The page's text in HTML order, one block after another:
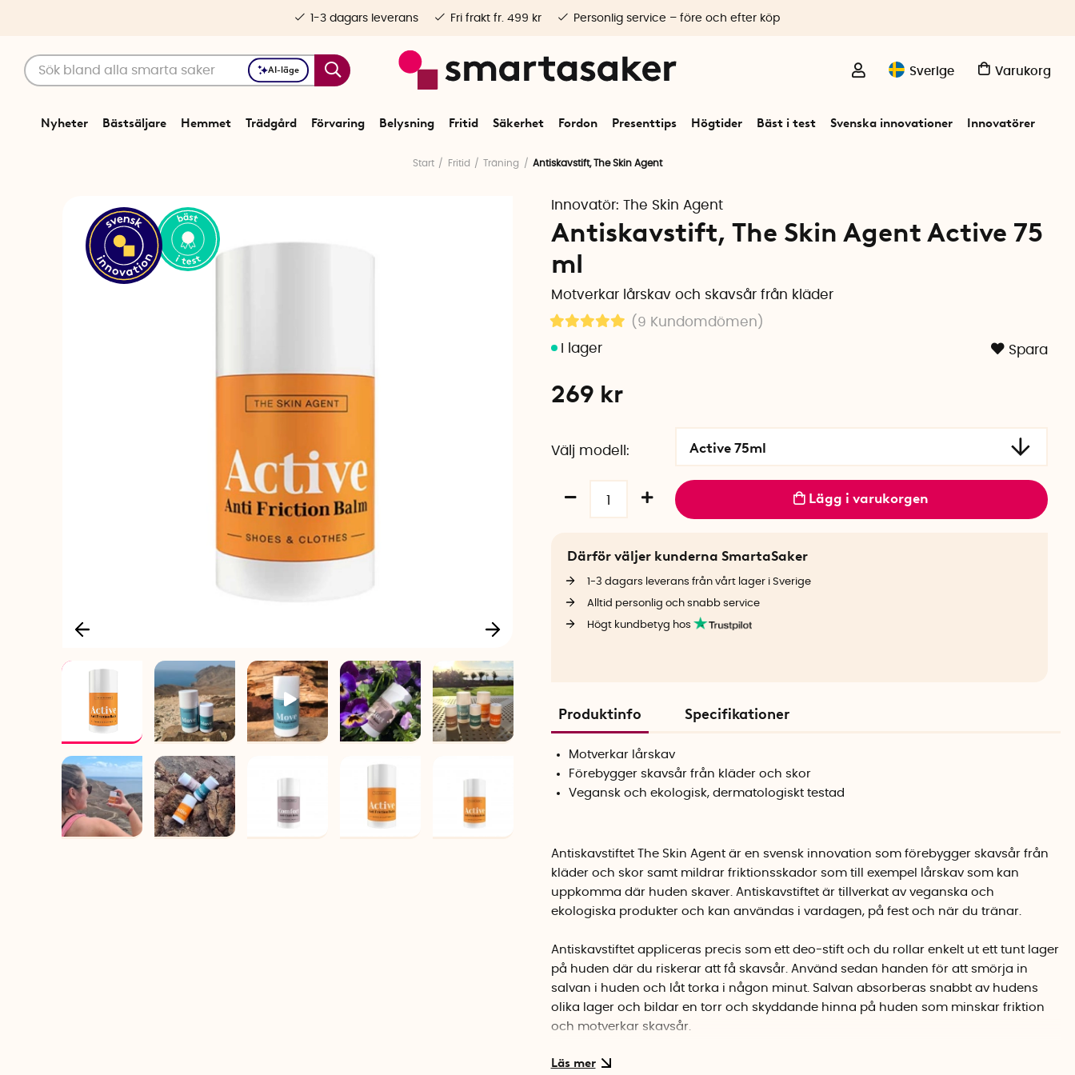
AI-läge Sverige Varukorg
Nyheter Bästsäljare Hemmet Trädgård Förvaring Belysning Fritid Säkerhet Fordon Presenttips Högtider Bäst i test Svenska innovationer Innovatörer
1-3 dagars leverans Fri frakt fr. 499 kr Personlig service – före och efter köp
Start Fritid Träning Antiskavstift, The Skin Agent
Innovatör: The Skin Agent
Antiskavstift, The Skin Agent Active 75
ml
Motverkar lårskav och skavsår från kläder
(9 Kundomdömen )
Spara
269 kr
Välj modell Active 75ml
Lägg i varukorgen
Därför väljer kunderna SmartaSaker
1-3 dagars leverans från vårt lager i Sverige
Alltid personlig och snabb service
Högt kundbetyg hos
Produktinfo Specifikationer
Motverkar lårskav
Förebygger skavsår från kläder och skor
Vegansk och ekologisk, dermatologiskt testad
Antiskavstiftet The Skin Agent är en svensk innovation som förebygger skavsår från
kläder och skor samt mildrar friktionsskador som till exempel lårskav som kan
uppkomma där huden skaver. Antiskavstiftet är tillverkat av veganska och
ekologiska produkter och kan användas i vardagen, på fest och när du tränar.
Antiskavstiftet appliceras precis som ett deo-stift och du rollar enkelt ut ett tunt lager
på huden där du riskerar att få skavsår. Använd sedan handen för att smörja in
salvan i huden och låt torka i någon minut. Salvan absorberas snabbt av hudens
olika lager och bildar en torr och skyddande hinna på huden som minskar friktion
och motverkar skavsår.
The Skin Agent består av sammansatta fettsyror som är återfuktande och låter